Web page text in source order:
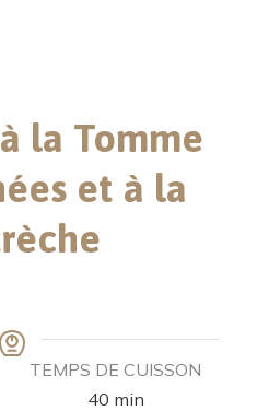
la Tomme
et à la
TEMPS DE CUISSON
40 min